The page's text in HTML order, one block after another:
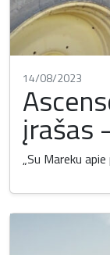
14/08/2023
įrašas
„Su Mareku